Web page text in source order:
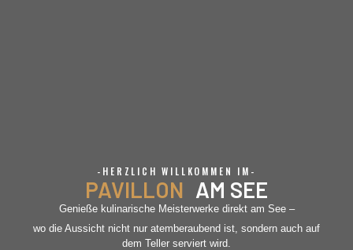
-HERZLICH WILLKOMMEN IM-
PAVILLON AM SEE
Genieße kulinarische Meisterwerke direkt am See –
wo die Aussicht nicht nur atemberaubend ist, sondern auch auf
dem Teller serviert wird.